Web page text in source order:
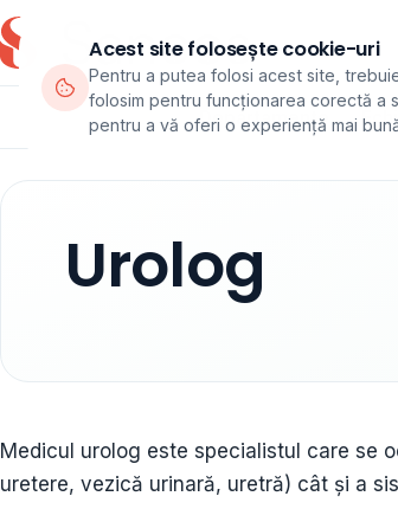
Departamente
Urolog
Medicul urolog este specialistul care se
uretere, vezică urinară, uretră) cât și a
Acest site folosește cookie-uri
Pentru a putea folosi acest site,
folosim pentru funcționarea corectă a
pentru a vă oferi o experiență mai